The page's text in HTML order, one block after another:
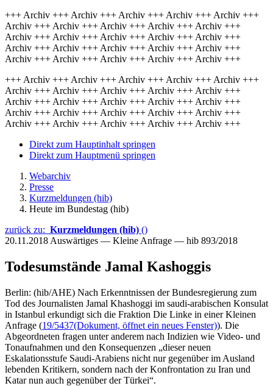
+++ Archiv +++ Archiv +++ Archiv +++ Archiv +++ Archiv +++
Archiv +++ Archiv +++ Archiv +++ Archiv +++ Archiv +++
Archiv +++ Archiv +++ Archiv +++ Archiv +++ Archiv +++
Archiv +++ Archiv +++ Archiv +++ Archiv +++ Archiv +++
Archiv +++ Archiv +++ Archiv +++ Archiv +++ Archiv +++
+++ Archiv +++ Archiv +++ Archiv +++ Archiv +++ Archiv +++
Archiv +++ Archiv +++ Archiv +++ Archiv +++ Archiv +++
Archiv +++ Archiv +++ Archiv +++ Archiv +++ Archiv +++
Archiv +++ Archiv +++ Archiv +++ Archiv +++ Archiv +++
Archiv +++ Archiv +++ Archiv +++ Archiv +++ Archiv +++
Direkt zum Hauptinhalt springen
Direkt zum Hauptmenü springen
Webarchiv
Presse
Kurzmeldungen (hib)
Heute im Bundestag (hib)
zurück zu: Kurzmeldungen (hib) ()
20.11.2018 Auswärtiges — Kleine Anfrage — hib 893/2018
Todesumstände Jamal Kashoggis
Berlin: (hib/AHE) Nach Erkenntnissen der Bundesregierung zum
Tod des Journalisten Jamal Khashoggi im saudi-arabischen Konsulat
in Istanbul erkundigt sich die Fraktion Die Linke in einer Kleinen
Anfrage (19/5437(Dokument, öffnet ein neues Fenster)). Die
Abgeordneten fragen unter anderem nach Indizien wie Video- und
Tonaufnahmen und den Konsequenzen „dieser neuen
Eskalationsstufe Saudi-Arabiens nicht nur gegenüber im Ausland
lebenden Kritikern, sondern nach der Konfrontation zu Iran und
Katar nun auch gegenüber der Türkei“.